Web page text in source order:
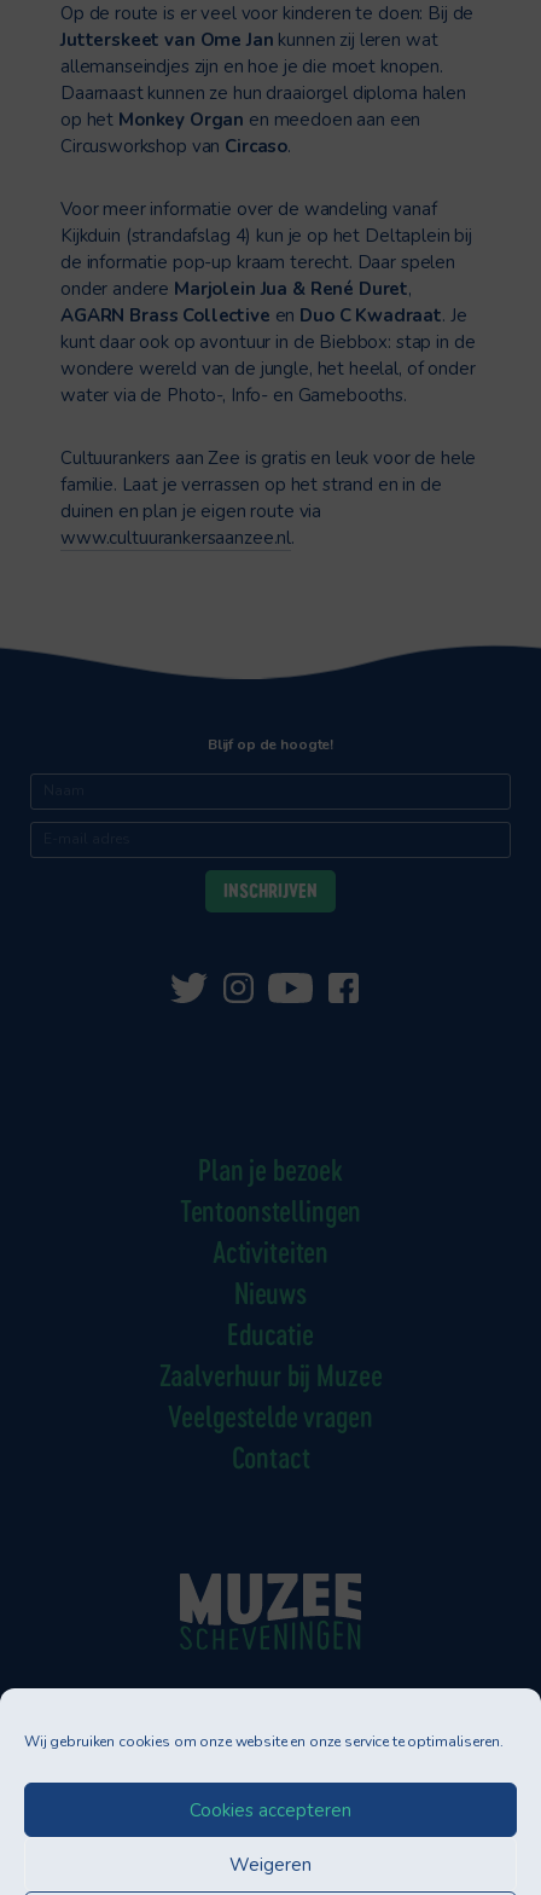
Wij gebruiken cookies om onze website en onze service te optimaliseren.
Cookies accepteren
Weigeren
Op de route is er veel voor kinderen te doen: Bij de
Jutterskeet van Ome Jan kunnen zij leren wat
allemanseindjes zijn en hoe je die moet knopen.
Daarnaast kunnen ze hun draaiorgel diploma halen
op het Monkey Organ en meedoen aan een
Circusworkshop van Circaso.
Voor meer informatie over de wandeling vanaf
Kijkduin (strandafslag 4) kun je op het Deltaplein bij
de informatie pop-up kraam terecht. Daar spelen
onder andere Marjolein Jua & René Duret,
AGARN Brass Collective en Duo C Kwadraat. Je
kunt daar ook op avontuur in de Biebbox: stap in de
wondere wereld van de jungle, het heelal, of onder
water via de Photo-, Info- en Gamebooths.
Cultuurankers aan Zee is gratis en leuk voor de hele
familie. Laat je verrassen op het strand en in de
duinen en plan je eigen route via
www.cultuurankersaanzee.nl.
Neptunusstraat 90-92
Tel. 070-3500830
info@muzee.nl
Plan je bezoek
Tentoonstellingen
Activiteiten
Nieuws
Educatie
Zaalverhuur bij Muzee
Veelgestelde vragen
Contact
Blijf op de hoogte!